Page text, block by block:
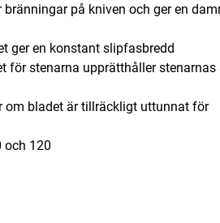
på kniven och ger en
ger en konstant slipfasbredd
för stenarna upprätthåller stenarnas
om bladet är tillräckligt uttunnat för
och 120